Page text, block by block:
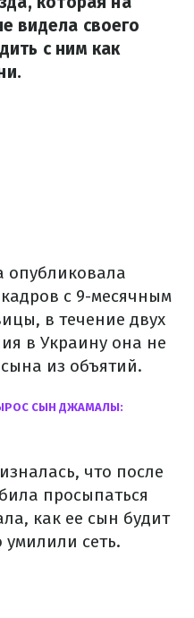
видела своего
с ним как
опубликовала
с 9-месячным
в течение двух
в Украину она не
из объятий.
СЫН ДЖАМАЛЫ:
что после
просыпаться
как ее сын будит
сеть.